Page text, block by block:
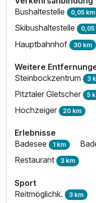
Bushaltestelle 0,05 km
Skibushaltestelle 0,05
Hauptbahnhof 30 km
Weitere
Steinbockzentrum 3
Pitztaler Gletscher 5
Hochzeiger 20 km
Erlebnisse
Badesee 1 km
Restaurant 3 km
Sport
Reitmöglichk. 3 km